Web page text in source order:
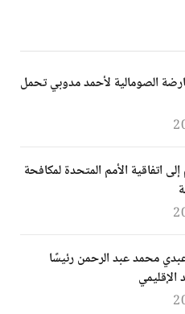
الصومالية لأحمد مدوبي تحمل
اتفاقية الأمم المتحدة لمكافحة
محمد عبد الرحمن رئيسًا
الإقليمي